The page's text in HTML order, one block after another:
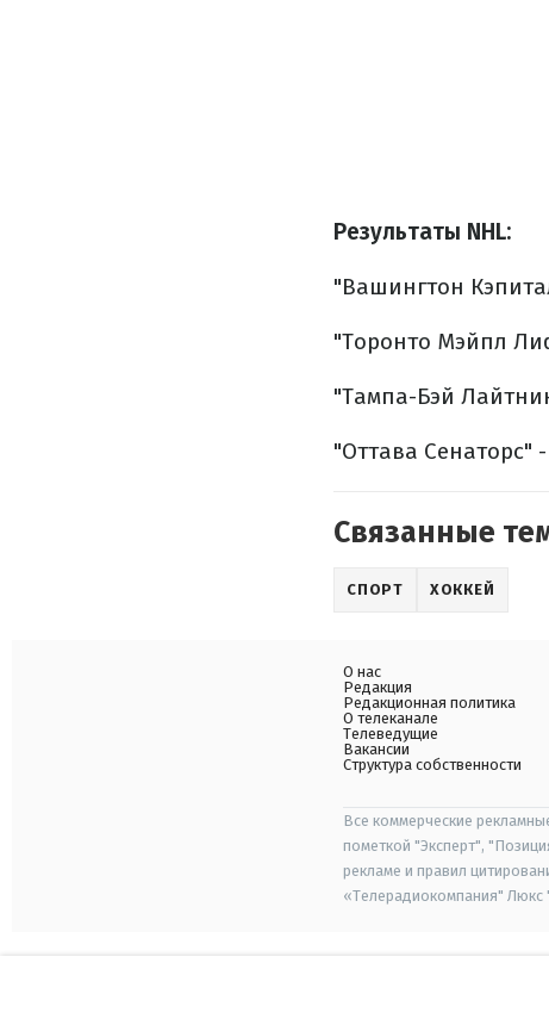
Результаты NHL:
"Вашингтон
"Торонто Мэйпл
"Тампа-Бэй
"Оттава Сенаторс"
Связанные
СПОРТ ХОККЕЙ
О нас
Редакция
Редакционная политика
О телеканале
Телеведущие
Вакансии
Структура собственности
Все коммерческие
пометкой "Эксперт",
рекламе и правил
«Телерадиокомпания" Люкс